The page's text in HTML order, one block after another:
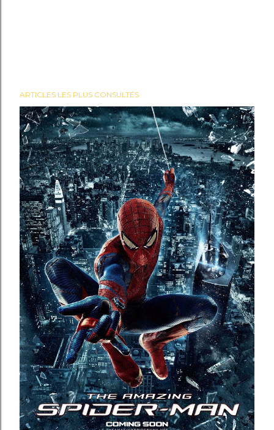
ARTICLES LES PLUS CONSULTÉS